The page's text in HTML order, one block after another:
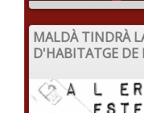
MALDÀ TINDRÀ
D'HABITATGE DE